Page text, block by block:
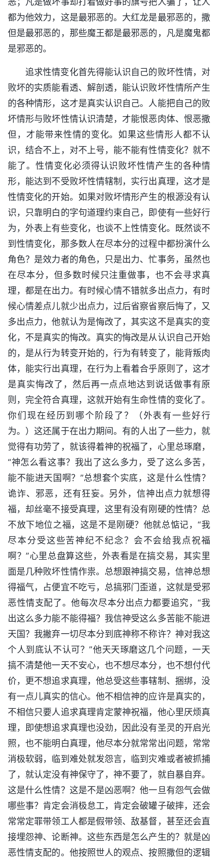
都为他效力，这是最邪恶的。大红龙是最邪恶的，撒
但是最邪恶的，那些魔王都是最邪恶的，凡是魔鬼都
是邪恶的。
追求性情变化首先得能认识自己的败坏性情，对
败坏的实质能看透、解剖透，能认识败坏性情所产生
的各种情形，这才是真实认识自己。人能把自己的败
坏情形与败坏性情认识清楚，才能恨恶肉体、恨恶撒
但，才能带来性情的变化。如果这些情形人都不认
识，结合不上，对不上号，能不能有性情变化？就不
能了。性情变化必须得认识败坏性情产生的各种情
形，能达到不受败坏性情辖制，实行出真理，这才是
性情变化的开始。如果对败坏情形产生的根源没有认
识，只靠明白的字句道理约束自己，即使有一些好行
为，外表上有些变化，也谈不上性情变化。既然谈不
到性情变化，那多数人在尽本分的过程中都扮演什么
角色？是效力者的角色，只是出力、忙事务，虽然也
在尽本分，但多数时候只注重做事，也不会寻求真
理，都是在出力。有时候心情不错就多出点力，有时
候心情差点儿就少出点力，过后省察省察后悔了，又
多出点力，他就认为是悔改了，其实这不是真实的变
化，不是真实的悔改。真实的悔改是从认识自己开始
的，是从行为转变开始的，行为有转变了，能背叛肉
体，能实行出真理，在行为上看着合乎原则了，这才
是真实悔改了，然后再一点点地达到说话做事有原
则，完全符合真理，这就开始有生命性情的变化了。
你们现在经历到哪个阶段了？（外表有一些好行
为。）这还属于在出力期间。有的人出了一些力，就
觉得有功劳了，就该得着神的祝福了，心里总琢磨，
“神怎么看这事？我出了这么多力，受了这么多苦，
能不能进天国啊？”总想套个实底，这是什么性情？
诡诈、邪恶，还有狂妄。另外，信神出点力就想得
福，却丝毫不接受真理，这里有没有刚硬的性情？总
不放下地位之福，这是不是刚硬？他就总惦记，“我
尽本分受这些苦神纪不纪念？会不会给我点祝福
啊？”心里总盘算这些，外表看是在搞交易，其实里
面是几种败坏性情作祟。总想跟神搞交易，信神总想
得福气，占便宜不吃亏，总搞邪门歪道，这就是受邪
恶性情支配了。他每次尽本分出点力都要追究，“我
出这么多力能不能得福？我信神受这么多苦能不能进
天国？我撇弃一切尽本分到底神称不称许？神对我这
个人到底认不认可？”他天天琢磨这几个问题，一天
搞不清楚他一天不安心，也不想尽本分，也不想付代
价，更不想追求真理，他总受这些事辖制、捆绑，没
有一点儿真实的信心。他不相信神的应许是真实的，
不相信只要人追求真理肯定蒙神祝福，他心里厌烦真
理，即使想追求真理也没劲，因此没有圣灵的开启光
照，也不能明白真理，他尽本分就常常出问题，常常
消极软弱，临到难处就发怨言，临到灾难或者被抓捕
了，就认定没有神保守了，神不要了，就自暴自弃。
这是什么性情？这是不是凶恶啊？他一旦有怨气会做
哪些事？肯定会消极怠工，肯定会破罐子破摔，还会
常常定罪带领工人都是假带领、敌基督，甚至还会直
接埋怨神、论断神。这些东西是怎么产生的？就是凶
恶性情支配的。他按照世人的观点、按照撒但的逻辑